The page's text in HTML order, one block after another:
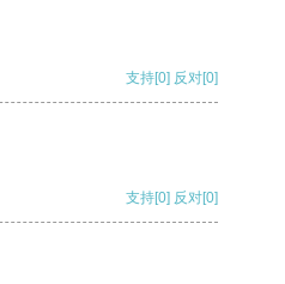
支持[0] 反对[0]
支持[0] 反对[0]